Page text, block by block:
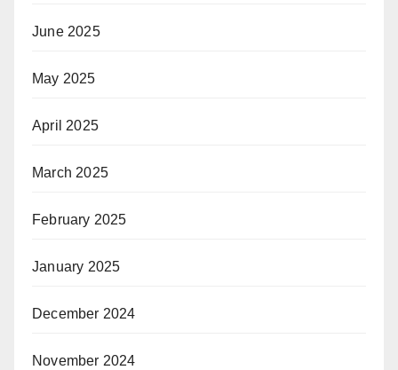
June 2025
May 2025
April 2025
March 2025
February 2025
January 2025
December 2024
November 2024